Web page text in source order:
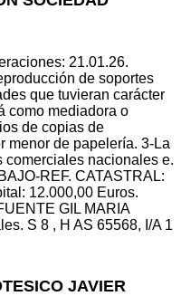
21.01.26.
de soportes
que tuvieran carácter
como mediadora o
de copias de
menor de papelería. 3-La
comerciales nacionales e.
REF. CATASTRAL:
12.000,00 Euros.
GIL MARIA
S 8 , H AS 65568, I/A 1
JAVIER